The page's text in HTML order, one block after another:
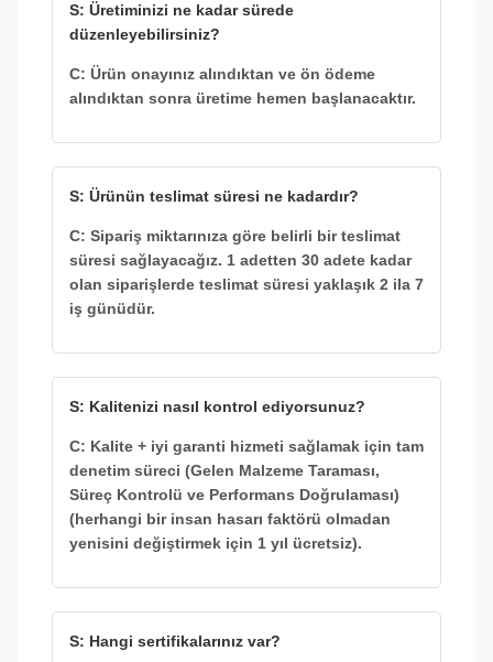
S: Üretiminizi ne kadar sürede
düzenleyebilirsiniz?
C: Ürün onayınız alındıktan ve ön ödeme
alındıktan sonra üretime hemen başlanacaktır.
S: Ürünün teslimat süresi ne kadardır?
C: Sipariş miktarınıza göre belirli bir teslimat
süresi sağlayacağız. 1 adetten 30 adete kadar
olan siparişlerde teslimat süresi yaklaşık 2 ila 7
iş günüdür.
S: Kalitenizi nasıl kontrol ediyorsunuz?
C: Kalite + iyi garanti hizmeti sağlamak için tam
denetim süreci (Gelen Malzeme Taraması,
Süreç Kontrolü ve Performans Doğrulaması)
(herhangi bir insan hasarı faktörü olmadan
yenisini değiştirmek için 1 yıl ücretsiz).
S: Hangi sertifikalarınız var?